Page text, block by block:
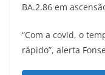
BA.2.86 em
“Com a covid, o
rápido”, alerta